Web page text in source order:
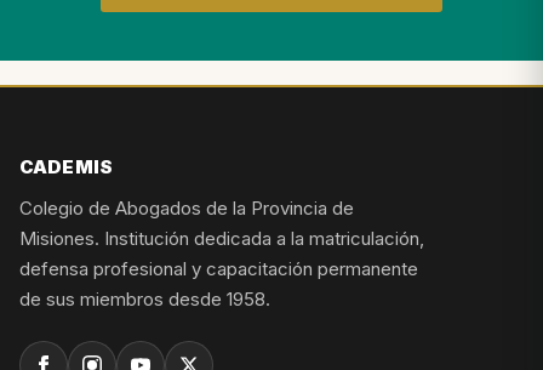
CADEMIS
Colegio de Abogados de la Provincia de
Misiones. Institución dedicada a la matriculación,
defensa profesional y capacitación permanente
de sus miembros desde 1958.